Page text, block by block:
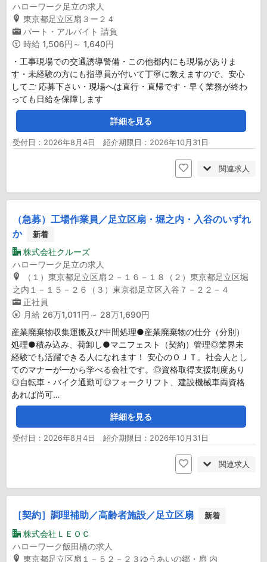
ハローワーク足立の求人
東京都足立区扇３ー２４
パート・アルバイト 請負
時給 1,506円～ 1,640円
・工事現場での交通誘導警備・この他都内にも現場がありま
す・未経験の方にも指導員が付いて丁寧に教えますので、安心
してご 応募下さい・現場へは直行・直帰です・早く業務が終わ
っても日給を保障します
詳細を見る
受付日：2026年8月4日 紹介期限日：2026年10月31日
関連求人
（急募）工場作業員／足立区扇・堀之内・入谷のいずれ
か
新着
株式会社クルーズ
ハローワーク足立の求人
（１）東京都足立区扇２－１６－１８（２）東京都足立区堀
之内１－１５－２６（３）東京都足立区入谷７－２２－４
正社員
月給 26万1,011円～ 28万1,690円
産業廃棄物収集運搬及び中間処理●産業廃棄物の仕分（分別）
処理●積み込み、荷卸し●マニフェスト（契約）管理◎業界未
経験でも活躍できる人になれます！ 安心のＯＪＴ。社会人とし
てのマナーが一から学べる会社です。◎資格取得支援制度あり
◎自転車・バイク通勤可◎フォークリフト、建設機械車両資格
あれば尚可…
詳細を見る
受付日：2026年8月4日 紹介期限日：2026年10月31日
関連求人
［契約］調理補助／高齢者施設／足立区扇 新着
株式会社ＬＥＯＣ
ハローワーク飯田橋の求人
東京都足立区扇１－５２－２３ゆうあいの郷・扇 内